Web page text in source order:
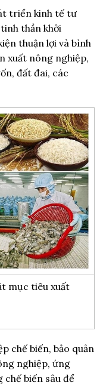
triển kinh tế tư
thần khởi
thuận lợi và bình
xuất nông nghiệp,
đất đai, các
mục tiêu xuất
chế biến, bảo quản
nghiệp, ứng
biến sâu để